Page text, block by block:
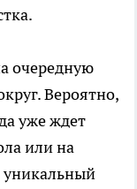
очередную
Вероятно,
уже ждет
или на
уникальный